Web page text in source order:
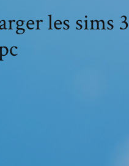
les sims 3